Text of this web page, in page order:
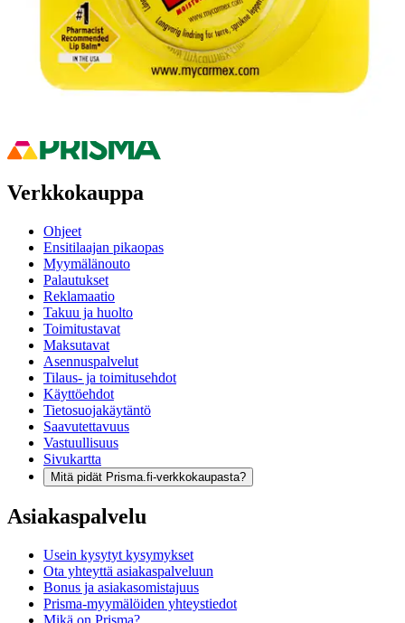
Oletko tyytyväinen tuotetietoihin?
Ovatko tuotetiedot riittävät? Jos tuotetiedoissa on puutteita tai niitä
voisi muuten parantaa, anna palautetta.
Verkkokauppa
Ohjeet
Ensitilaajan pikaopas
Myymälänouto
Palautukset
Reklamaatio
Takuu ja huolto
Toimitustavat
Maksutavat
Asennuspalvelut
Tilaus- ja toimitusehdot
Käyttöehdot
Tietosuojakäytäntö
Saavutettavuus
Vastuullisuus
Sivukartta
Mitä pidät Prisma.fi-verkkokaupasta?
Asiakaspalvelu
Usein kysytyt kysymykset
Ota yhteyttä asiakaspalveluun
Bonus ja asiakasomistajuus
Prisma-myymälöiden yhteystiedot